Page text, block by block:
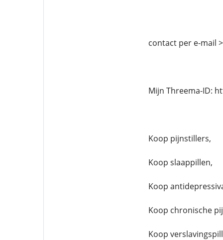
contact per e-mail
Mijn Threema-ID:
Koop pijnstillers,
Koop slaappillen,
Koop
Koop chronische
Koop